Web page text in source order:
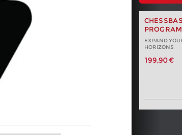
PROGRAM
EXPAND
HORIZONS
199,90 €